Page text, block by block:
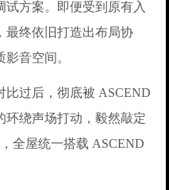
方案。即便受到原有入
最终依旧打造出布局协
音空间。
比过后，彻底被 ASCEND
环绕声场打动，毅然敲定
全屋统一搭载 ASCEND